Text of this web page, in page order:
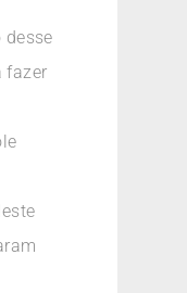
desse
fazer